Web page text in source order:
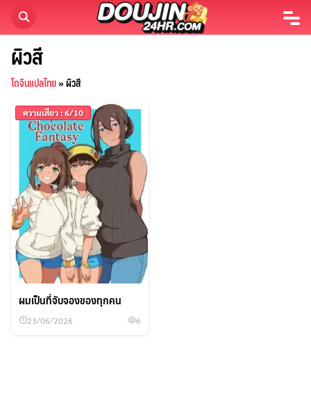
ค้นหา
สำหรับ:
ผิวสี
โดจินแปลไทย»ผิวสี
ความเสียว : 6/10
ผมเป็นที่จับจองของทุกคน
23/06/2026 6